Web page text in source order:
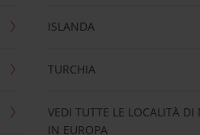
ISLANDA
TURCHIA
VEDI TUTTE LE LOCALITÀ DI
IN EUROPA